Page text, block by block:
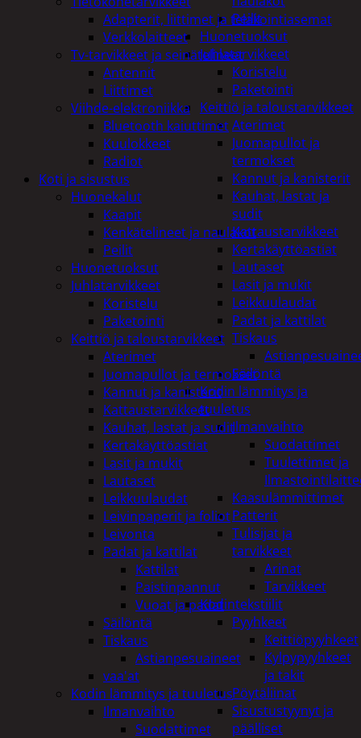
Peilit
Huonetuoksut
Juhlatarvikkeet
Koristelu
Paketointi
Keittiö ja taloustarvikkeet
Aterimet
Juomapullot ja
termokset
Kannut ja kanisterit
Kauhat, lastat ja
sudit
Kattaustarvikkeet
Kertakäyttöastiat
Lautaset
Lasit ja mukit
Leikkuulaudat
Padat ja kattilat
Tiskaus
Säilöntä
Kodin lämmitys ja
tuuletus
Ilmanvaihto
Suodattimet
Tuulettimet ja
Kaasulämmittimet
Patterit
Tulisijat ja
tarvikkeet
Arinat
Tarvikkeet
Kodintekstiilit
Pyyhkeet
Keittiöpyyhkeet
Kylpypyyhkeet
ja takit
Pöytäliinat
Sisustustyynyt ja
päälliset
Adapterit, liittimet ja telakointiasemat
Verkkolaitteet
Tv-tarvikkeet ja seinätelineet
Antennit
Liittimet
Viihde-elektroniikka
Bluetooth kaiuttimet
Kuulokkeet
Radiot
Koti ja sisustus
Huonekalut
Kaapit
Kenkätelineet ja naulakot
Peilit
Huonetuoksut
Juhlatarvikkeet
Koristelu
Paketointi
Keittiö ja taloustarvikkeet
Aterimet
Juomapullot ja termokset
Kannut ja kanisterit
Kattaustarvikkeet
Kauhat, lastat ja sudit
Kertakäyttöastiat
Lasit ja mukit
Lautaset
Leikkuulaudat
Leivinpaperit ja foliot
Leivonta
Padat ja kattilat
Kattilat
Paistinpannut
Vuoat ja padat
Säilöntä
Tiskaus
Astianpesuaineet
vaa'at
Kodin lämmitys ja tuuletus
Ilmanvaihto
Suodattimet